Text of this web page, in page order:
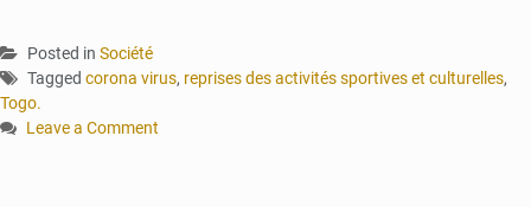
Posted in Société
Tagged corona virus, reprises des activités sportives et culturelles,
Togo.
Leave a Comment